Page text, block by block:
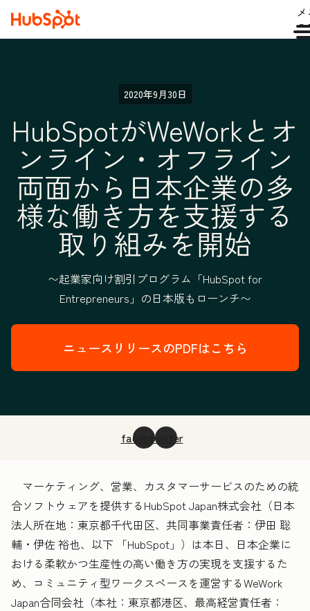
2020年9月30日
HubSpotがWeWorkとオ
ンライン・オフライン
両面から日本企業の多
様な働き方を支援する
取り組みを開始
〜起業家向け割引プログラム「HubSpot for
Entrepreneurs」の日本版もローンチ〜
ニュースリリースのPDFはこちら
facebooktwitter
マーケティング、営業、カスタマーサービスのための統
合ソフトウェアを提供するHubSpot Japan株式会社（日本
法人所在地：東京都千代田区、共同事業責任者：伊田 聡
輔・伊佐 裕也、以下 「HubSpot」）は本日、日本企業に
おける柔軟かつ生産性の高い働き方の実現を支援するた
め、コミュニティ型ワークスペースを運営するWeWork
Japan合同会社（本社：東京都港区、最高経営責任者：